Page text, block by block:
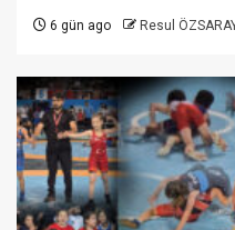
6 gün ago Resul